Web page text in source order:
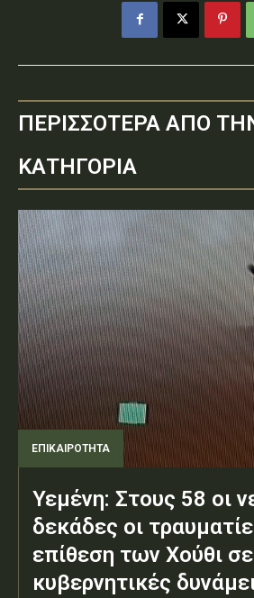
ΠΕΡΙΣΣΟΤΕΡΑ ΑΠΟ
ΚΑΤΗΓΟΡΙΑ
ΕΠΙΚΑΙΡΟΤΗΤΑ
Υεμένη: Στους 58 οι
δεκάδες οι
επίθεση των Χούθι σε
κυβερνητικές